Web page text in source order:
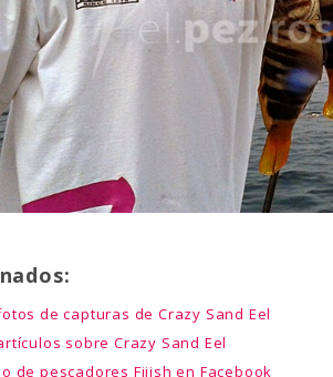
de capturas de Crazy Sand Eel
sobre Crazy Sand Eel
de pescadores Fiiish en Facebook